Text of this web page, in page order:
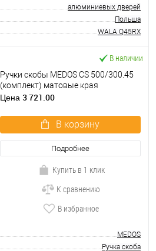
алюминиевых дверей
Польша
WALA Q45RX
В наличии
Ручки скобы MEDOS CS 500/300.45
(комплект) матовые края
Цена 3 721.00
В корзину
Подробнее
Купить в 1 клик
К сравнению
В избранное
MEDOS
Ручка скоба